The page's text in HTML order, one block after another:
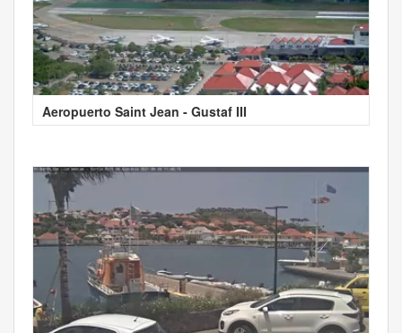
Aeropuerto Saint Jean - Gustaf III